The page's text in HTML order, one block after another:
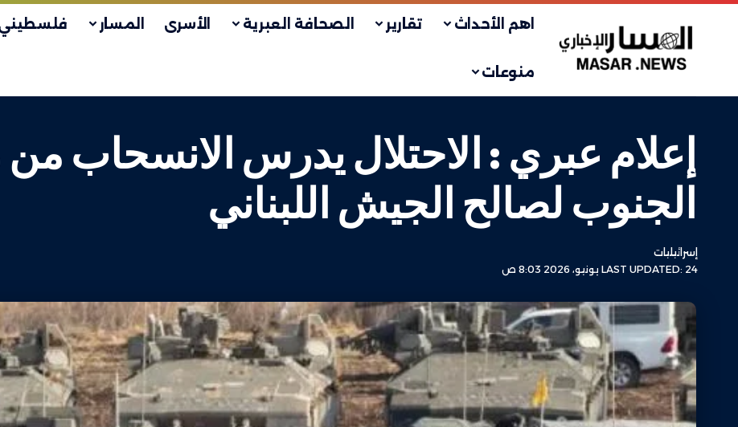
اهم الأحداث تقارير الصحافة العبرية الأسرى المسار
منوعات
إعلام عبري : الاحتلال يدرس الانسحاب
الجنوب لصالح الجيش اللبناني
LAST UPDATED: 24 يونيو، 2026 8:03 ص
إسرائيليات